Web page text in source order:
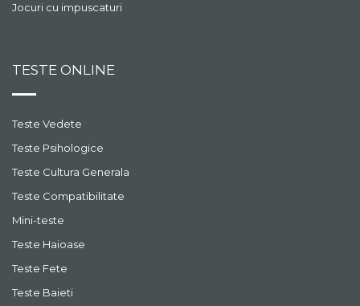
Jocuri cu impuscaturi
TESTE ONLINE
Teste Vedete
Teste Psihologice
Teste Cultura Generala
Teste Compatibilitate
Mini-teste
Teste Haioase
Teste Fete
Teste Baieti